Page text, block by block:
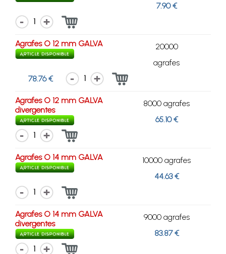
7.90 €
1
Agrafes O 12 mm GALVA
20000
agrafes
78.76 €
1
Agrafes O 12 mm GALVA
divergentes
8000 agrafes
65.10 €
1
Agrafes O 14 mm GALVA
10000 agrafes
44.63 €
1
Agrafes O 14 mm GALVA
divergentes
9000 agrafes
83.87 €
1